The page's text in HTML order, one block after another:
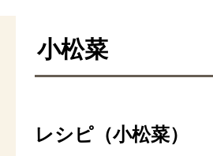
小松菜
レシピ（小松菜）